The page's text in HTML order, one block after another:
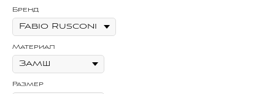
Бренд
Материал
Размер